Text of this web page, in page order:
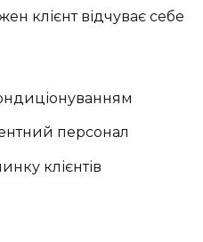
клієнт відчуває себе
персонал
клієнтів